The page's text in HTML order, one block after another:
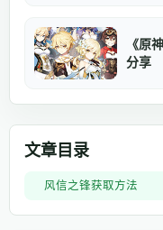
《原
分享
文章目录
风信之锋获取方法